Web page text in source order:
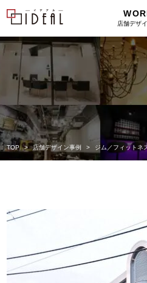
店舗デザ
TOP 店舗デザイン事例 ジム／フィットネ